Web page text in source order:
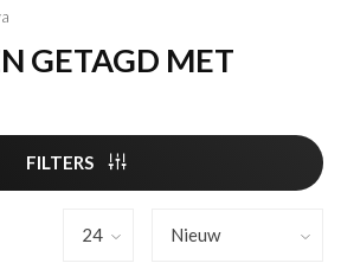
GETAGD MET
FILTERS